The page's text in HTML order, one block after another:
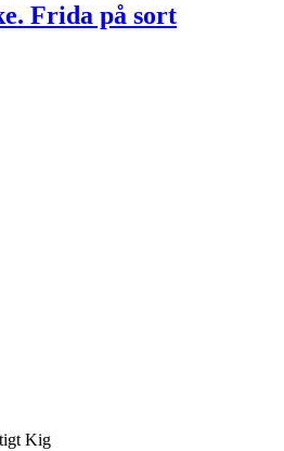
Frida på sort
Kig